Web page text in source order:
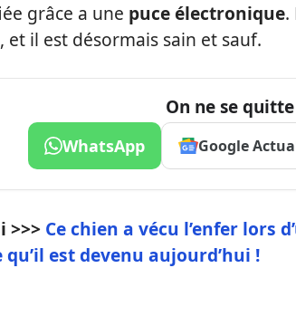
grâce a une puce électronique.
et il est désormais sain et sauf.
On ne se
WhatsApp Google
>>> Ce chien a vécu l’enfer lors
qu’il est devenu aujourd’hui !